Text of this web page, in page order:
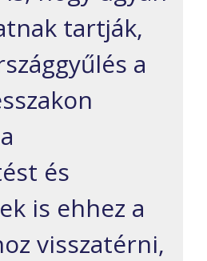
tartják,
a
és
is ehhez a
visszatérni,